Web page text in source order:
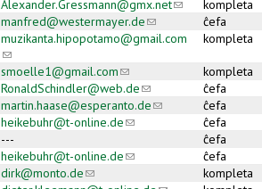
Alexander.Gressmann@gmx.net(link sends e-mail)
kompleta
manfred@westermayer.de(link sends e-mail)
ĉefa
muzikanta.hipopotamo@gmail.com
(link sends e-mail)
kompleta
smoelle1@gmail.com(link sends e-mail)kompleta
RonaldSchindler@web.de(link sends e-mail)
ĉefa
martin.haase@esperanto.de(link sends e-mail)
ĉefa
heikebuhr@t-online.de(link sends e-mail)
ĉefa
---
ĉefa
heikebuhr@t-online.de(link sends e-mail)
ĉefa
dirk@monto.de(link sends e-mail)
kompleta